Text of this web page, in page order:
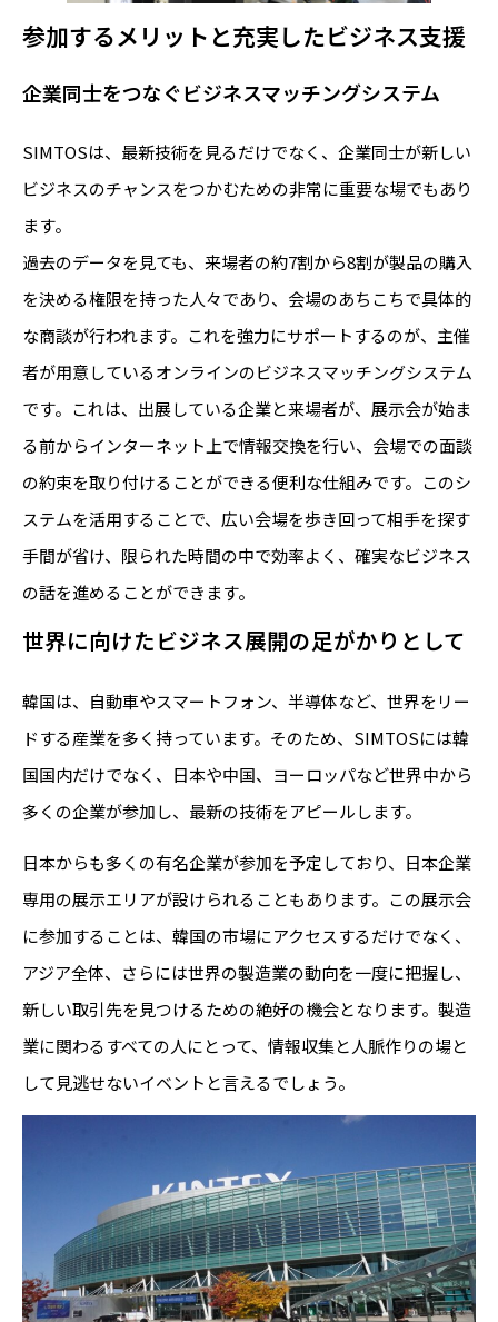
参加するメリットと充実したビジネス支援
企業同士をつなぐビジネスマッチングシステム
SIMTOSは、最新技術を見るだけでなく、企業同士が新しい
ビジネスのチャンスをつかむための非常に重要な場でもあり
ます。
過去のデータを見ても、来場者の約7割から8割が製品の購入
を決める権限を持った人々であり、会場のあちこちで具体的
な商談が行われます。これを強力にサポートするのが、主催
者が用意しているオンラインのビジネスマッチングシステム
です。これは、出展している企業と来場者が、展示会が始ま
る前からインターネット上で情報交換を行い、会場での面談
の約束を取り付けることができる便利な仕組みです。このシ
ステムを活用することで、広い会場を歩き回って相手を探す
手間が省け、限られた時間の中で効率よく、確実なビジネス
の話を進めることができます。
世界に向けたビジネス展開の足がかりとして
韓国は、自動車やスマートフォン、半導体など、世界をリー
ドする産業を多く持っています。そのため、SIMTOSには韓
国国内だけでなく、日本や中国、ヨーロッパなど世界中から
多くの企業が参加し、最新の技術をアピールします。
日本からも多くの有名企業が参加を予定しており、日本企業
専用の展示エリアが設けられることもあります。この展示会
に参加することは、韓国の市場にアクセスするだけでなく、
アジア全体、さらには世界の製造業の動向を一度に把握し、
新しい取引先を見つけるための絶好の機会となります。製造
業に関わるすべての人にとって、情報収集と人脈作りの場と
して見逃せないイベントと言えるでしょう。